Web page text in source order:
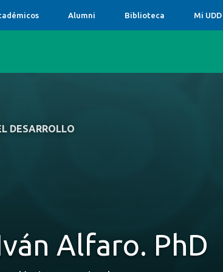
DESARROLLO
Alumni Biblioteca Mi UDD
Alfaro. PhD